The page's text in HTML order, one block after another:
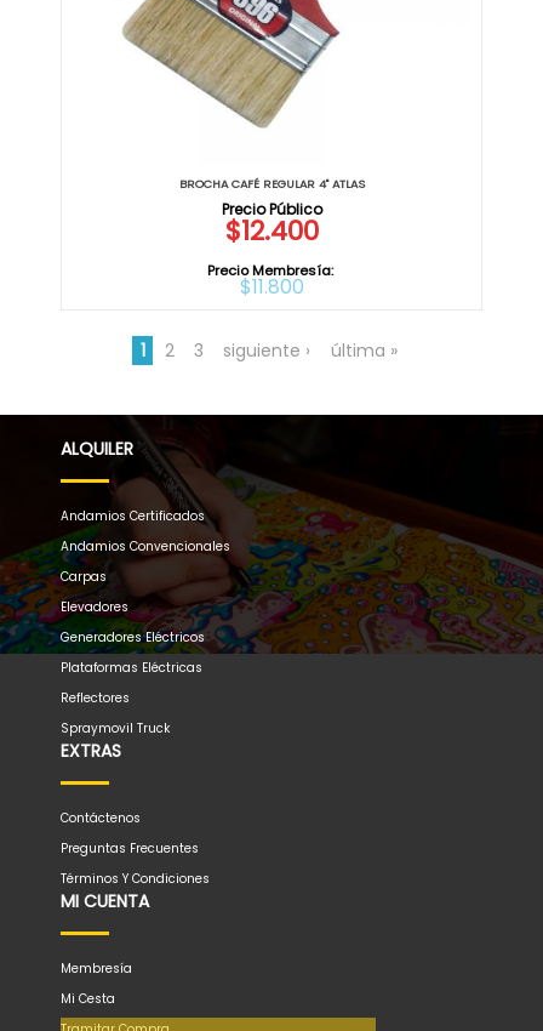
BROCHA CAFÉ REGULAR 4" ATLAS
$12.400
Precio Membresía:
$11.800
1 2 3 siguiente › última »
ALQUILER
Andamios Certificados
Andamios Convencionales
Carpas
Elevadores
Generadores Eléctricos
Plataformas Eléctricas
Reflectores
Spraymovil Truck
EXTRAS
Contáctenos
Preguntas Frecuentes
Términos Y Condiciones
MI CUENTA
Membresía
Mi Cesta